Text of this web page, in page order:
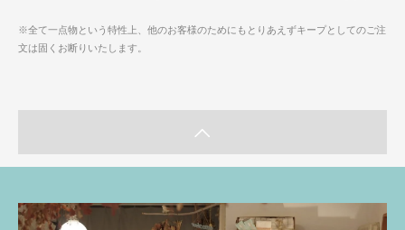
※全て一点物という特性上、他のお客様のためにもとりあえずキープとしてのご注
文は固くお断りいたします。